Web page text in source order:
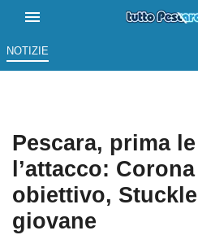
NOTIZIE
Pescara, prima
l’attacco:
obiettivo,
giovane